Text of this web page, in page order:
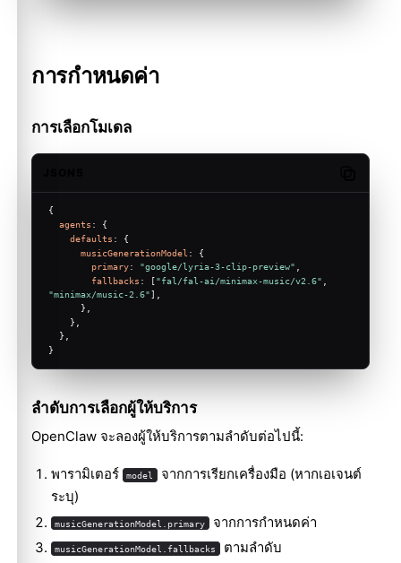
การกำหนดค่า
การเลือกโมเดล
{
agents : {
defaults : {
musicGenerationModel : {
primary: "google/lyria-3-clip-preview"
fallbacks : ["fal/fal-ai/minimax-music/v2.6"
"minimax/music-2.6"],
      },
    },
  },
}
ลำดับการเลือกผู้ให้บริการ
OpenClaw จะลองผู้ให้บริการตามลำดับต่อไปนี้:
พารามิเตอร์ model
จากการเรียกเครื่องมือ (หากเอเจนต์
ระบุ)
musicGenerationModel.primary จากการกำหนดค่า
musicGenerationModel.fallbacks
ตามลำดับ